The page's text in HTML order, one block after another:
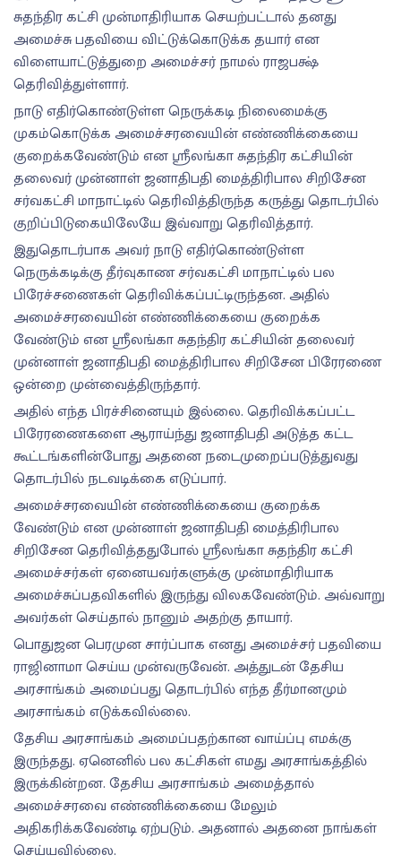
சுதந்திர கட்சி முன்மாதிரியாக செயற்பட்டால் தனது
அமைச்சு பதவியை விட்டுக்கொடுக்க தயார் என
விளையாட்டுத்துறை அமைச்சர் நாமல் ராஜபக்ஷ்
தெரிவித்துள்ளார்.
நாடு எதிர்கொண்டுள்ள நெருக்கடி நிலைமைக்கு
முகம்கொடுக்க அமைச்சரவையின் எண்ணிக்கையை
குறைக்கவேண்டும் என ஸ்ரீலங்கா சுதந்திர கட்சியின்
தலைவர் முன்னாள் ஜனாதிபதி மைத்திரிபால சிறிசேன
சர்வகட்சி மாநாட்டில் தெரிவித்திருந்த கருத்து தொடர்பில்
குறிப்பிடுகையிலேயே இவ்வாறு தெரிவித்தார்.
இதுதொடர்பாக அவர் நாடு எதிர்கொண்டுள்ள
நெருக்கடிக்கு தீர்வுகாண சர்வகட்சி மாநாட்டில் பல
பிரேச்சணைகள் தெரிவிக்கப்பட்டிருந்தன. அதில்
அமைச்சரவையின் எண்ணிக்கையை குறைக்க
வேண்டும் என ஸ்ரீலங்கா சுதந்திர கட்சியின் தலைவர்
முன்னாள் ஜனாதிபதி மைத்திரிபால சிறிசேன பிரேரணை
ஒன்றை முன்வைத்திருந்தார்.
அதில் எந்த பிரச்சினையும் இல்லை. தெரிவிக்கப்பட்ட
பிரேரணைகளை ஆராய்ந்து ஜனாதிபதி அடுத்த கட்ட
கூட்டங்களின்போது அதனை நடைமுறைப்படுத்துவது
தொடர்பில் நடவடிக்கை எடுப்பார்.
அமைச்சரவையின் எண்ணிக்கையை குறைக்க
வேண்டும் என முன்னாள் ஜனாதிபதி மைத்திரிபால
சிறிசேன தெரிவித்ததுபோல் ஸ்ரீலங்கா சுதந்திர கட்சி
அமைச்சர்கள் ஏனையவர்களுக்கு முன்மாதிரியாக
அமைச்சுப்பதவிகளில் இருந்து விலகவேண்டும். அவ்வாறு
அவர்கள் செய்தால் நானும் அதற்கு தாயார்.
பொதுஜன பெரமுன சார்ப்பாக எனது அமைச்சர் பதவியை
ராஜினாமா செய்ய முன்வருவேன். அத்துடன் தேசிய
அரசாங்கம் அமைப்பது தொடர்பில் எந்த தீர்மானமும்
அரசாங்கம் எடுக்கவில்லை.
தேசிய அரசாங்கம் அமைப்பதற்கான வாய்ப்பு எமக்கு
இருந்தது. ஏனெனில் பல கட்சிகள் எமது அரசாங்கத்தில்
இருக்கின்றன. தேசிய அரசாங்கம் அமைத்தால்
அமைச்சரவை எண்ணிக்கையை மேலும்
அதிகரிக்கவேண்டி ஏற்படும். அதனால் அதனை நாங்கள்
செய்யவில்லை.